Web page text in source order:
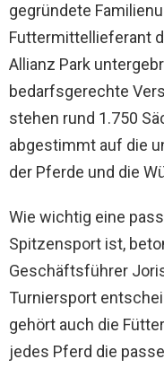
gegründete
Futtermittellieferant
Allianz Park
bedarfsgerechte
stehen rund 1.750
abgestimmt auf die
der Pferde und die
Wie wichtig eine
Spitzensport ist,
Geschäftsführer
Turniersport
gehört auch die
jedes Pferd die